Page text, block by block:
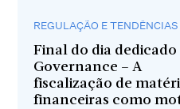
REGULAÇÃO E TENDÊNCIAS
Final do dia dedicado
Governance – A
fiscalização de
financeiras como